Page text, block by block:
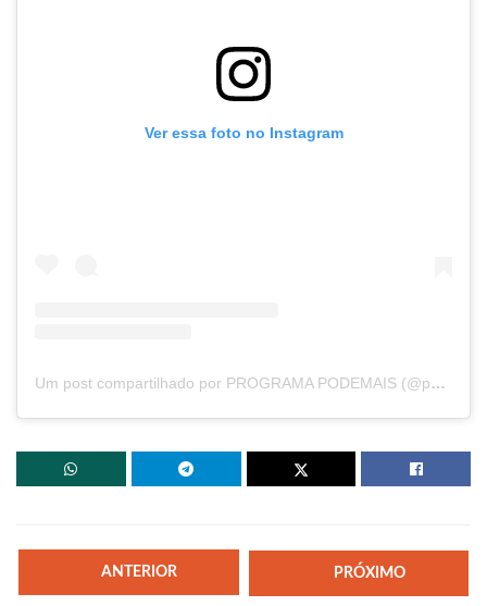
Ver essa foto no Instagram
Um post compartilhado por PROGRAMA PODEMAIS (@podemaisoficial)
ANTERIOR PRÓXIMO